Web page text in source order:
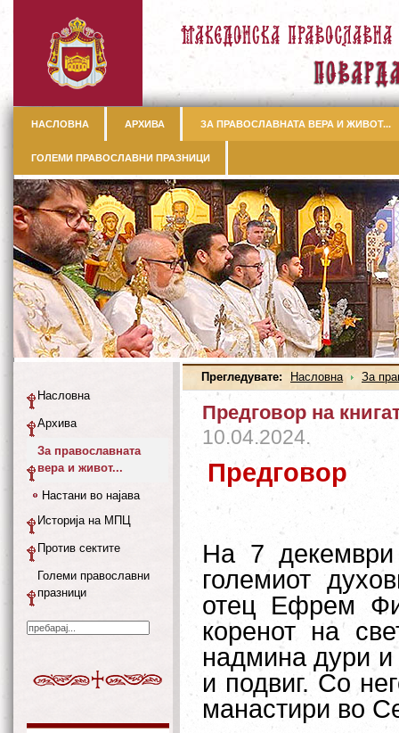
НАСЛОВНА АРХИВА ЗА ПРАВОСЛАВНАТА ВЕРА И ЖИВОТ...
ГОЛЕМИ ПРАВОСЛАВНИ ПРАЗНИЦИ
Прегледувате: Насловна За
Предговор на
10.04.2024.
Предговор
На 7 декември
големиот
отец Ефрем
коренот на
надмина дури и
и подвиг. Со
манастири во
Насловна
Архива
За православната
вера и живот...
Настани во најава
Историја на МПЦ
Против сектите
Големи православни
празници